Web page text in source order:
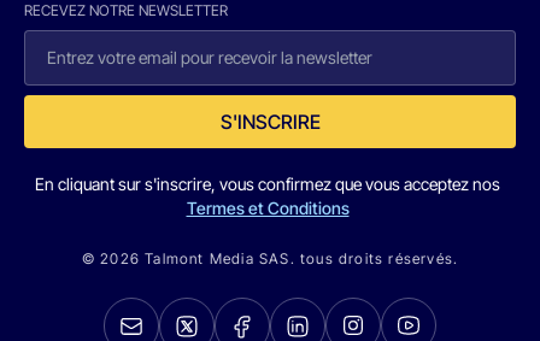
RECEVEZ NOTRE NEWSLETTER
S'INSCRIRE
En cliquant sur s'inscrire, vous confirmez que vous acceptez nos
Termes et Conditions
© 2026 Talmont Media SAS. tous droits réservés.